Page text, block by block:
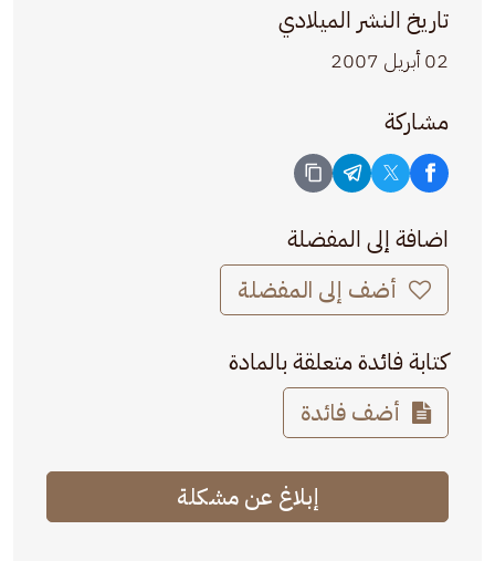
تاريخ النشر الميلادي
02 أبريل 2007
مشاركة
اضافة إلى المفضلة
أضف إلى المفضلة
كتابة فائدة متعلقة بالمادة
أضف فائدة
إبلاغ عن مشكلة